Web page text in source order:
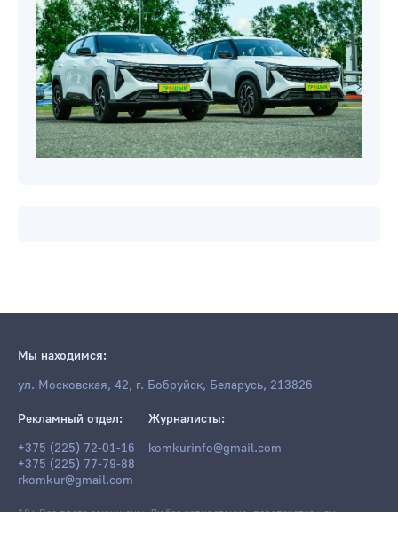
Мы находимся:
ул. Московская, 42, г. Бобруйск, Беларусь, 213826
Рекламный отдел:
+375 (225) 72-01-16
+375 (225) 77-79-88
rkomkur@gmail.com
Журналисты:
komkurinfo@gmail.com
18+ Все права защищены. Любое копирование, перепечатка или